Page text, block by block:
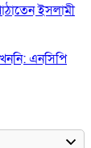
ইসলামী
এনসিপি